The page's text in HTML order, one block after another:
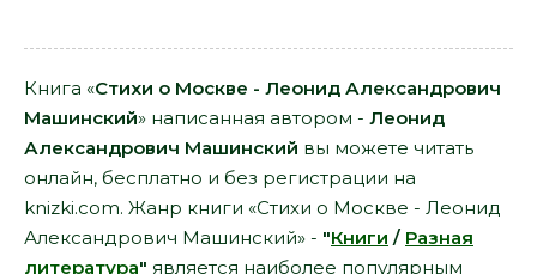
Книга «Стихи о Москве - Леонид Александрович
Машинский» написанная автором - Леонид
Александрович Машинский вы можете читать
онлайн, бесплатно и без регистрации на
knizki.com. Жанр книги «Стихи о Москве - Леонид
Александрович Машинский» - "Книги / Разная
литература" является наиболее популярным